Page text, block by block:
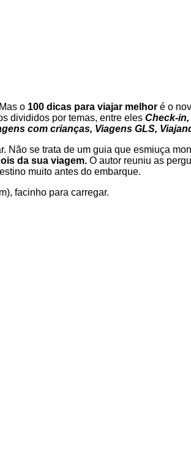
o 100 dicas para viajar melhor é o
divididos por temas, entre eles Check-
com crianças, Viagens GLS,
se trata de um guia que esmiuça
da sua viagem. O autor reuniu as
muito antes do embarque.
facinho para carregar.